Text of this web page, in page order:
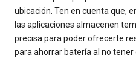
ubicación. Ten en cuenta que,
las aplicaciones almacenen
precisa para poder ofrecerte
para ahorrar batería al no